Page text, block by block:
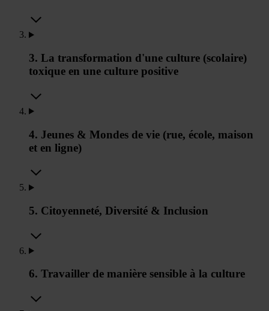
3. La transformation d'une culture (scolaire)
toxique en une culture positive
4. Jeunes & Mondes de vie (rue, école, maison
et en ligne)
5. Citoyenneté, Diversité & Inclusion
6. Travailler de manière sensible à la culture